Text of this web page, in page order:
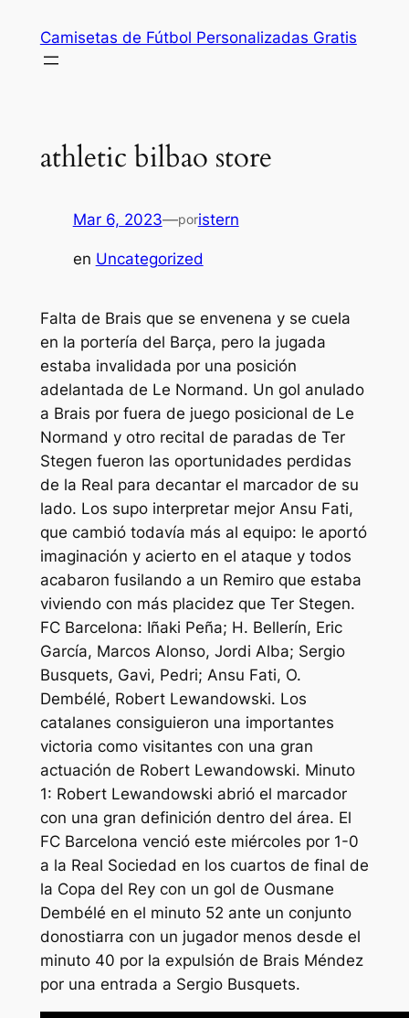
contenido
Camisetas de Fútbol Personalizadas Gratis
athletic bilbao store
Mar 6, 2023—poristern
en Uncategorized
Falta de Brais que se envenena y se cuela
en la portería del Barça, pero la jugada
estaba invalidada por una posición
adelantada de Le Normand. Un gol anulado
a Brais por fuera de juego posicional de Le
Normand y otro recital de paradas de Ter
Stegen fueron las oportunidades perdidas
de la Real para decantar el marcador de su
lado. Los supo interpretar mejor Ansu Fati,
que cambió todavía más al equipo: le aportó
imaginación y acierto en el ataque y todos
acabaron fusilando a un Remiro que estaba
viviendo con más placidez que Ter Stegen.
FC Barcelona: Iñaki Peña; H. Bellerín, Eric
García, Marcos Alonso, Jordi Alba; Sergio
Busquets, Gavi, Pedri; Ansu Fati, O.
Dembélé, Robert Lewandowski. Los
catalanes consiguieron una importantes
victoria como visitantes con una gran
actuación de Robert Lewandowski. Minuto
1: Robert Lewandowski abrió el marcador
con una gran definición dentro del área. El
FC Barcelona venció este miércoles por 1-0
a la Real Sociedad en los cuartos de final de
la Copa del Rey con un gol de Ousmane
Dembélé en el minuto 52 ante un conjunto
donostiarra con un jugador menos desde el
minuto 40 por la expulsión de Brais Méndez
por una entrada a Sergio Busquets.